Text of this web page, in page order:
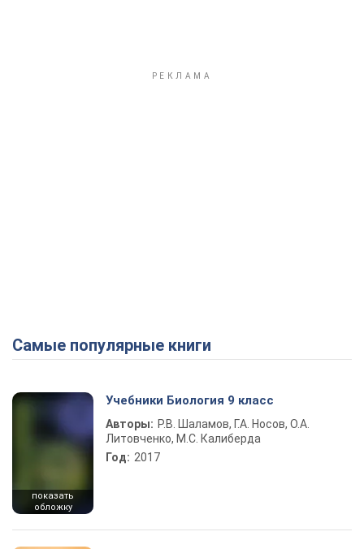
Самые популярные книги
показать
обложку
Учебники Биология 9 класс
Авторы: Р.В. Шаламов, Г.А. Носов, О.А.
Литовченко, М.С. Калиберда
Год: 2017